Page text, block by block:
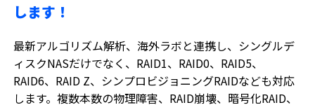
します！
最新アルゴリズム解析、海外ラボと連携し、シングルデ
ィスクNASだけでなく、RAID1、RAID0、RAID5、
RAID6、RAID Z、シンプロビジョニングRAIDなども対応
します。複数本数の物理障害、RAID崩壊、暗号化RAID、